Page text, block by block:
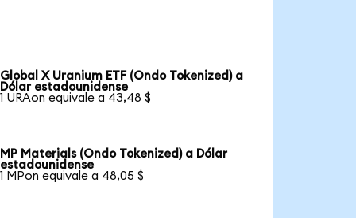
Global X Uranium ETF (Ondo Tokenized) a
Dólar estadounidense
1 URAon equivale a 43,48 $
MP Materials (Ondo Tokenized) a Dólar
estadounidense
1 MPon equivale a 48,05 $